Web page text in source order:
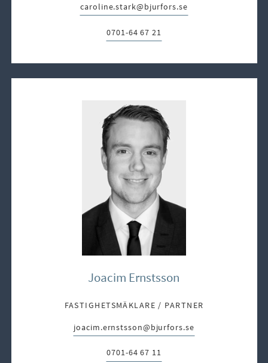
E-post:
caroline.stark@bjurfors.se
Telefon:
0701-64 67 21
Joacim Ernstsson
FASTIGHETSMÄKLARE / PARTNER
E-post:
joacim.ernstsson@bjurfors.se
Telefon:
0701-64 67 11